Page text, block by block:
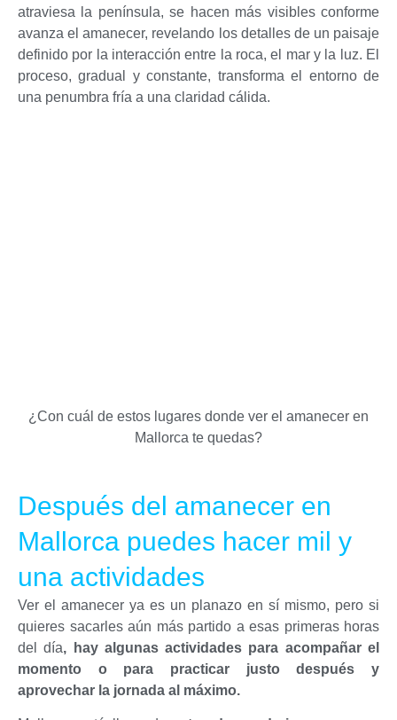
atraviesa la península, se hacen más visibles conforme
avanza el amanecer, revelando los detalles de un paisaje
definido por la interacción entre la roca, el mar y la luz. El
proceso, gradual y constante, transforma el entorno de
una penumbra fría a una claridad cálida.
¿Con cuál de estos lugares donde ver el amanecer en
Mallorca te quedas?
Después del amanecer en
Mallorca puedes hacer mil y
una actividades
Ver el amanecer ya es un planazo en sí mismo, pero si
quieres sacarles aún más partido a esas primeras horas
del día, hay algunas actividades para acompañar el
momento o para practicar justo después y
aprovechar la jornada al máximo.